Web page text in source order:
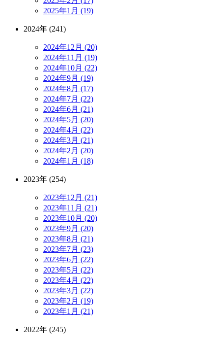
2025年1月 (19)
2024年 (241)
2024年12月 (20)
2024年11月 (19)
2024年10月 (22)
2024年9月 (19)
2024年8月 (17)
2024年7月 (22)
2024年6月 (21)
2024年5月 (20)
2024年4月 (22)
2024年3月 (21)
2024年2月 (20)
2024年1月 (18)
2023年 (254)
2023年12月 (21)
2023年11月 (21)
2023年10月 (20)
2023年9月 (20)
2023年8月 (21)
2023年7月 (23)
2023年6月 (22)
2023年5月 (22)
2023年4月 (22)
2023年3月 (22)
2023年2月 (19)
2023年1月 (21)
2022年 (245)